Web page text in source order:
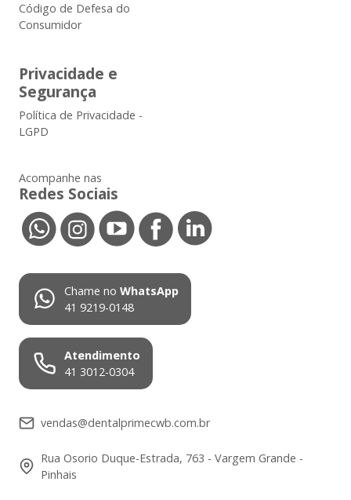
Código de Defesa do
Consumidor
Privacidade e
Segurança
Política de Privacidade -
LGPD
Acompanhe nas
Redes Sociais
Chame no WhatsApp
41 9219-0148
Atendimento
41 3012-0304
vendas@dentalprimecwb.com.br
Rua Osorio Duque-Estrada, 763 - Vargem Grande -
Pinhais